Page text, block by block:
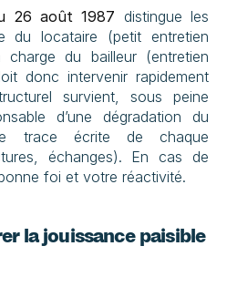
26 août 1987 distingue les
du locataire (petit entretien
du bailleur (entretien
donc intervenir rapidement
survient, sous peine
d’une dégradation du
trace écrite de chaque
échanges). En cas de
foi et votre réactivité.
la jouissance paisible